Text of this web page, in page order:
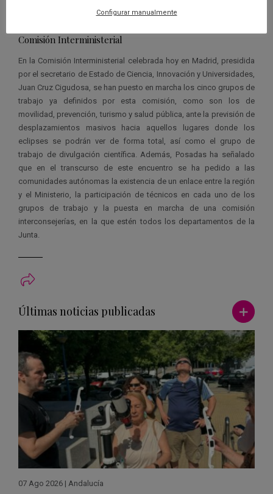
conocimiento como patrimonio común.
Comisión Interministerial
En la Comisión Interministerial celebrada hoy en Madrid, presidida
por el secretario de Estado de Ciencia, Innovación y Universidades,
Juan Cruz Cigudosa, se han puesto en marcha los cinco grupos de
trabajo ya definidos por esta comisión, como son los de
movilidad, prevención, turismo y salud pública, ante la previsión de
desplazamientos masivos hacia aquellos lugares donde los
eclipses se podrán ver de forma total, así como el grupo de
trabajo de divulgación científica. Además, Posadas ha señalado
que en el transcurso de este encuentro se ha pedido a las
comunidades autónomas la existencia de un enlace entre la región
y el Ministerio, la participación de técnicos en cada uno de los
grupos de trabajo y la puesta en marcha de una comisión
interconsejerías, en la que estén todos los departamentos de la
Junta.
Últimas noticias publicadas Ver más
07 Ago 2026 | Andalucía
Configurar manualmente